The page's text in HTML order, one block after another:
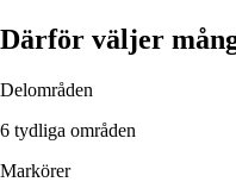
Därför väljer
Delområden
6 tydliga områden
Markörer